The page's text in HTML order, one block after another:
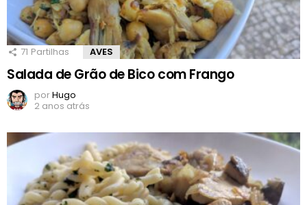
71 Partilhas AVES
Salada de Grão de Bico com Frango
porHugo
2 anos atrás